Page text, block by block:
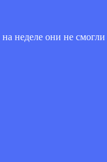
неделе они не